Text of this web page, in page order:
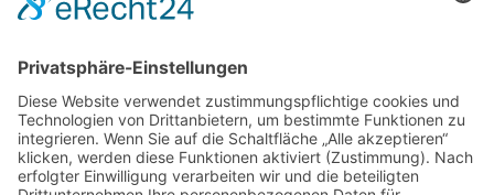
Info
Impressum
Datenschutz
Kontakt
Bündnis Eine Welt SH e.V.
Weltladen TOP 21 Facebook